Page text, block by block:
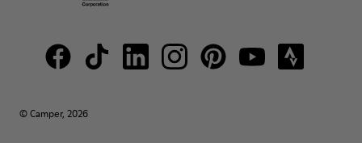
© Camper, 2026